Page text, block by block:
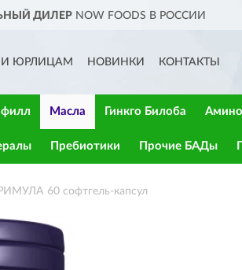
ДОСТАВИМПО ВСЕЙ
ЮРЛИЦАМ НОВИНКИ КОНТАКТЫ
Масла Гинкго Билоба
Пребиотики Прочие БАДы
60 софтгель-капсул